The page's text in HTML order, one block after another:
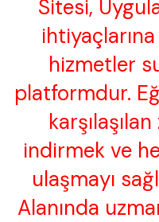
Sitesi,
hizmetler
platformdur.
indirmek ve
ulaşmayı
Alanında